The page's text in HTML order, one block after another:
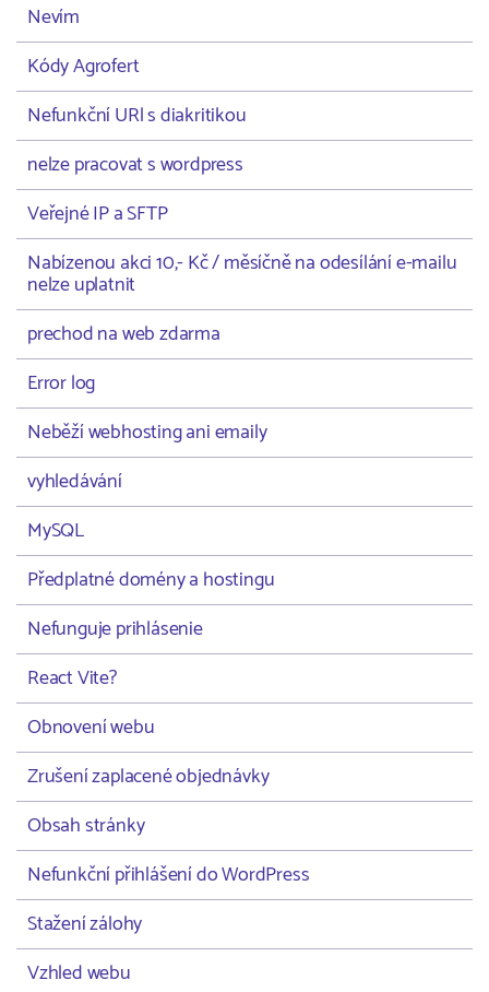
Nevím
Kódy Agrofert
Nefunkční URl s diakritikou
nelze pracovat s wordpress
Veřejné IP a SFTP
Nabízenou akci 10,- Kč / měsíčně na odesílání e-mailu
nelze uplatnit
prechod na web zdarma
Error log
Neběží webhosting ani emaily
vyhledávání
MySQL
Předplatné domény a hostingu
Nefunguje prihlásenie
React Vite?
Obnovení webu
Zrušení zaplacené objednávky
Obsah stránky
Nefunkční přihlášení do WordPress
Stažení zálohy
Vzhled webu